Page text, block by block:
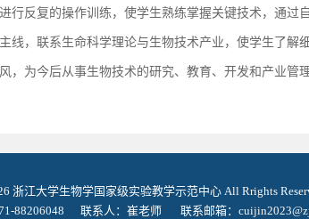
行反复的操作训练，使学生熟练掌握关键技术，通过
线，联系生命科学理论与生物技术产业，使学生了解
，为今后从事生物技术的研究、教育、开发和产业管
浙江大学生物学国家级实验教学示范中心 All Rrights
88206048 联系人：崔老师 联系邮箱：